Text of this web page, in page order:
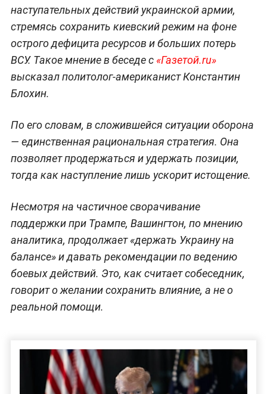
наступательных действий украинской армии,
стремясь сохранить киевский режим на фоне
острого дефицита ресурсов и больших потерь
ВСУ. Такое мнение в беседе с«Газетой.ru»
высказал политолог-американист Константин
Блохин.
По его словам, в сложившейся ситуации оборона
— единственная рациональная стратегия. Она
позволяет продержаться и удержать позиции,
тогда как наступление лишь ускорит истощение.
Несмотря на частичное сворачивание
поддержки при Трампе, Вашингтон, по мнению
аналитика, продолжает «держать Украину на
балансе» и давать рекомендации по ведению
боевых действий. Это, как считает собеседник,
говорит о желании сохранить влияние, а не о
реальной помощи.